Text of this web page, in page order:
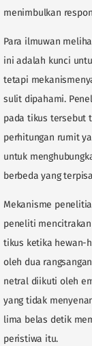
menimbulkan
Para ilmuwan
ini adalah kunci
tetapi
sulit dipahami.
pada tikus tersebut
perhitungan rumit
untuk
berbeda yang
Mekanisme
peneliti
tikus ketika hewan-
oleh dua
netral diikuti oleh
yang tidak
lima belas detik
peristiwa itu.